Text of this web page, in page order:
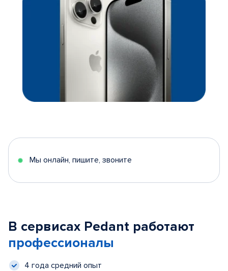
Мы онлайн, пишите, звоните
В сервисах Pedant работают
профессионалы
4 года средний опыт